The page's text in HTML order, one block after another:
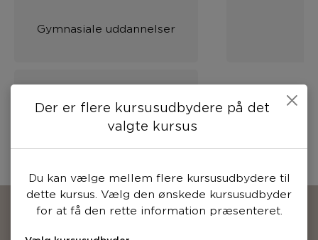
Gymnasiale uddannelser
Folkeskole
Der er flere kursusudbydere på det
valgte kursus
Du kan vælge mellem flere kursusudbydere til
dette kursus. Vælg den ønskede kursusudbyder
for at få den rette information præsenteret.